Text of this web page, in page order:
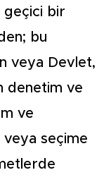
geçici bir
bu
veya Devlet,
denetim ve
ve
veya seçime